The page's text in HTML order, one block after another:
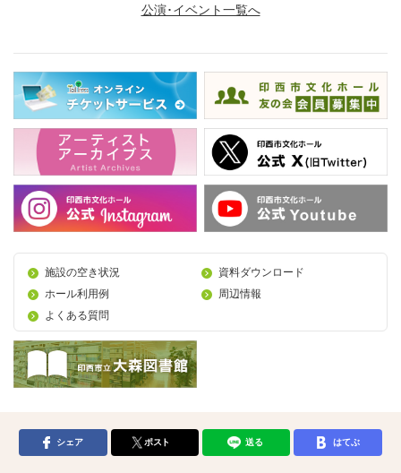
公演･イベント一覧へ
施設の空き状況
資料ダウンロード
ホール利用例
周辺情報
よくある質問
シェア ポスト 送る はてぶ